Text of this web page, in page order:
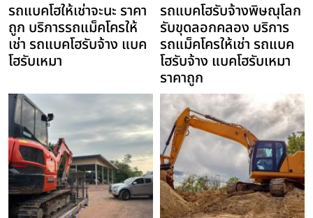
รถแบคโฮให้เช่าจะนะ ราคา
ถูก บริการรถแม็คโครให้
เช่า รถแบคโฮรับจ้าง แบค
โฮรับเหมา
รถแบคโฮรับจ้างพิษณุโลก
รับขุดลอกคลอง บริการ
รถแม็คโครให้เช่า รถแบค
โฮรับจ้าง แบคโฮรับเหมา
ราคาถูก